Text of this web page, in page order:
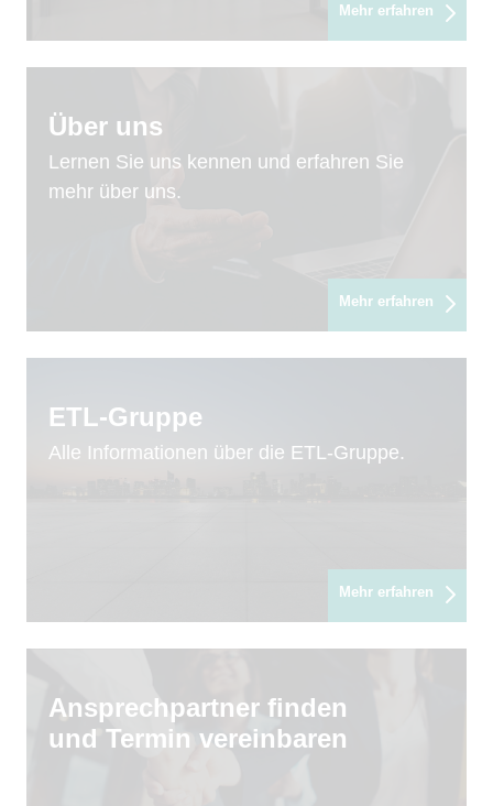
Mehr erfahren
Über uns
Lernen Sie uns kennen und erfahren Sie
mehr über uns.
Mehr erfahren
ETL-Gruppe
Alle Informationen über die ETL-Gruppe.
Mehr erfahren
Ansprechpartner finden
und Termin vereinbaren